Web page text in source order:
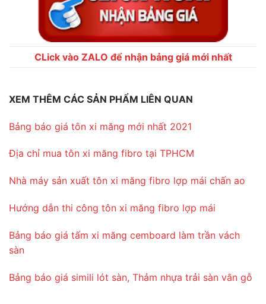
CLick vào ZALO để nhận bảng giá mới nhất
XEM THÊM CÁC SẢN PHẨM LIÊN QUAN
Bảng báo giá tôn xi măng mới nhất 2021
Địa chỉ mua tôn xi măng fibro tại TPHCM
Nhà máy sản xuất tôn xi măng fibro lợp mái chấn ao
Hướng dẫn thi công tôn xi măng fibro lợp mái
Bảng báo giá tấm xi măng cemboard làm trần vách
sàn
Bảng báo giá simili lót sàn, Thảm nhựa trải sàn vân gỗ